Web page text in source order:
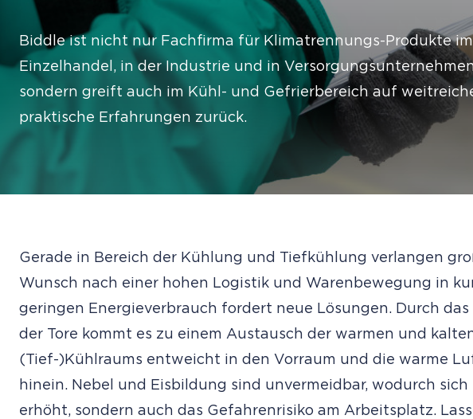
Biddle ist nicht nur Fachfirma für Klimatrennungs-Produkte im
Einzelhandel, in der Industrie und in
sondern greift auch im Kühl- und Gefrierbereich auf
praktische Erfahrungen zurück.
Gerade in Bereich der Kühlung und Tiefkühlung verlangen
Wunsch nach einer hohen Logistik und Warenbewegung in
geringen Energieverbrauch fordert neue Lösungen. Durch
der Tore kommt es zu einem Austausch der warmen und
(Tief-)Kühlraums entweicht in den Vorraum und die warme
hinein. Nebel und Eisbildung sind unvermeidbar, wodurch
erhöht, sondern auch das Gefahrenrisiko am Arbeitsplatz.